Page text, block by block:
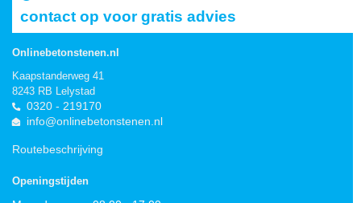
contact op voor gratis advies
Onlinebetonstenen.nl
Kaapstanderweg 41
8243 RB Lelystad
0320 - 219170
info@onlinebetonstenen.nl
Routebeschrijving
Openingstijden